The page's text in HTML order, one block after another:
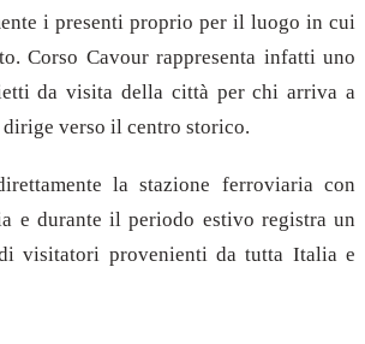
i presenti proprio per il luogo in cui
Corso Cavour rappresenta infatti uno
da visita della città per chi arriva a
verso il centro storico.
la stazione ferroviaria con
e durante il periodo estivo registra un
visitatori provenienti da tutta Italia e